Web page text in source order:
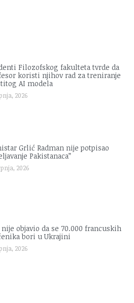
Filozofskog fakulteta tvrde da
koristi njihov rad za treniranje
AI modela
2026
Grlić Radman nije potpisao
Pakistanaca”
2026
nije objavio da se 70.000 francuskih
bori u Ukrajini
2026